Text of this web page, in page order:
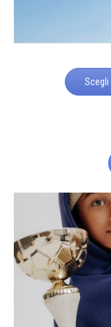
Scegli